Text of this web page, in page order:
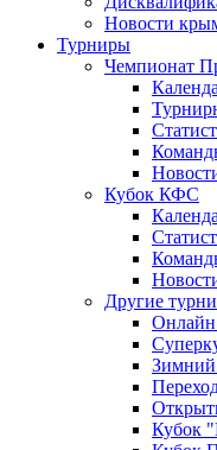
Новости
Турниры
Чемпионат
Кубок КФС
Другие
Онлайн
Кубок